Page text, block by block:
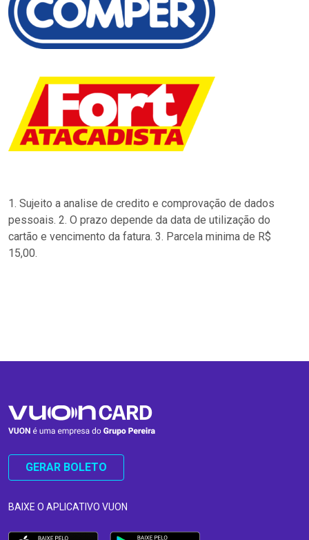
1. Sujeito a analise de credito e comprovação de dados
pessoais. 2. O prazo depende da data de utilização do
cartão e vencimento da fatura. 3. Parcela minima de R$
15,00.
GERAR BOLETO
BAIXE O APLICATIVO VUON